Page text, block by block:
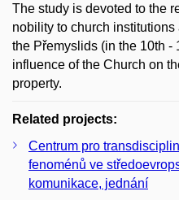
The study is devoted to the
nobility to church
the Přemyslids (in the 10th -
influence of the Church on
property.
Related projects:
Centrum pro
fenoménů ve
komunikace, jednání